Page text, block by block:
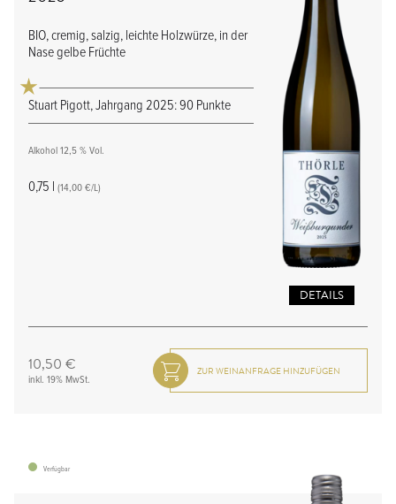
DETAILS
BIO, cremig, salzig, leichte Holzwürze, in der
Nase gelbe Früchte
Stuart Pigott, Jahrgang 2025: 90 Punkte
Alkohol 12,5 % Vol.
0,75 l (14,00 €/L)
10,50 €
inkl. 19% MwSt.
Verfügbar